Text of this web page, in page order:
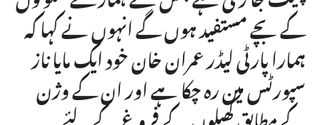
کے بچے مستفید ہوں گے انہوں نے کہا کہ
ہمارا پارٹی لیڈر عمران خان خود ایک مایا ناز
سپورٹس مین رہ چکا ہے اور ان کے وژن